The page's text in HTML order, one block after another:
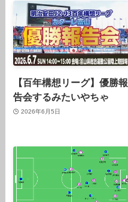
【百年構想リーグ】優勝報
告会するみたいやちゃ
2026年6月5日